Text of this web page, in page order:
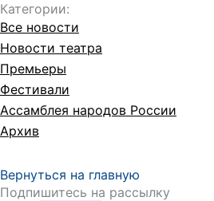
Категории:
Все новости
Новости театра
Премьеры
Фестивали
Ассамблея народов России
Архив
Вернуться на главную
Подпишитесь на рассылку